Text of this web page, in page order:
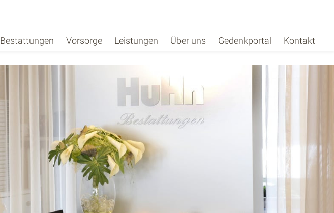
Bestattungen Vorsorge Leistungen Über uns Gedenkportal Kontakt